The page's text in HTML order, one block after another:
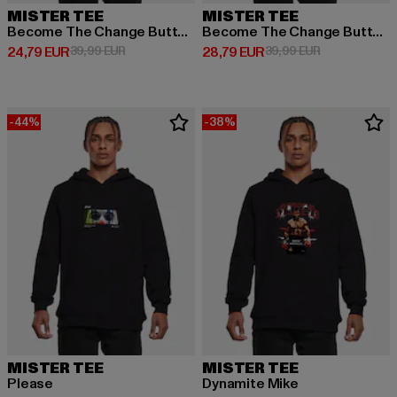
MISTER TEE
Become The Change Butterfly
24,79 EUR
Derzeitiger Preis: 24,79 EUR
39,99 EURAktionspreis: 39,99 EUR
MISTER TEE
Become The Change Butterfly
28,79 EUR
Derzeitiger Preis: 28,79 EUR
39,99 EURAktionspreis:
-44%
MISTER TEE
Please
-38%
MISTER TEE
Dynamite Mike